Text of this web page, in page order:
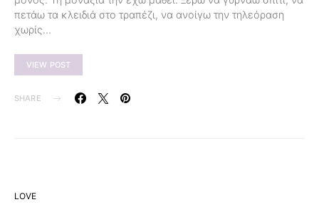
πετάω τα κλειδιά στο τραπέζι, να ανοίγω την τηλεόραση
χωρίς…
VIEW POST
SHARE
LOVE